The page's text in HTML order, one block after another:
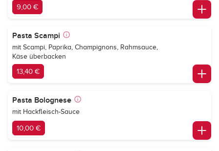
9,00 €
Pasta Scampi
mit Scampi, Paprika, Champignons, Rahmsauce,
Käse überbacken
13,40 €
Pasta Bolognese
mit Hackfleisch-Sauce
10,00 €